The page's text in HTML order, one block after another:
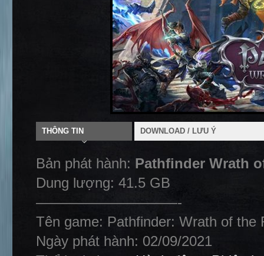
THÔNG TIN DOWNLOAD / LƯU Ý
Bản phát hành: Pathfinder Wrath
Dung lượng: 41.5 GB
——————————-
Tên game: Pathfinder: Wrath of the
Ngày phát hành: 02/09/2021